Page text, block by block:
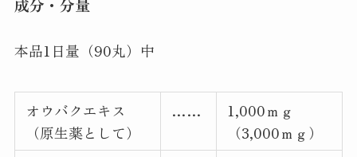
成分・分量
本品1日量（90丸）中
オウバクエキス
（原生薬として）
……
1,000ｍｇ
（3,000ｍｇ）